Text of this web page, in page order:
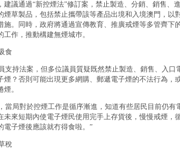
建議通過“新控煙法”修訂案，禁止製造、分銷、銷售、
煙草製品，包括禁止攜帶該等產品出境和入境澳門，以
施。同時，政府將通過宣傳教育、推廣戒煙等多管齊下
工作，推動構建無煙城巿。
食
持法案，但多位議員質疑既然禁止製造、銷售、入口
煙？否則可能出現更多網購、郵遞電子煙的不法行為，
。
局對於控煙工作是循序漸進，知道有些居民目前仍有
未來短期內使電子煙民使用完手上存貨後，慢慢戒煙，
電子煙後應該就冇得食啦。”
稅